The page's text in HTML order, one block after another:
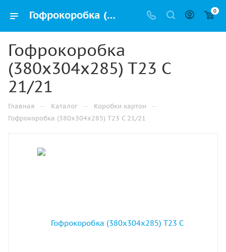
Гофрокоробка (380х304х285) Т23 С 21/21 купить дешево в Москве оптом и в розницу с доставкой 0
Гофрокоробка
(380х304х285) Т23 С
21/21
Главная — Каталог — Коробки картон —
Гофрокоробка (380х304х285) Т23 С 21/21